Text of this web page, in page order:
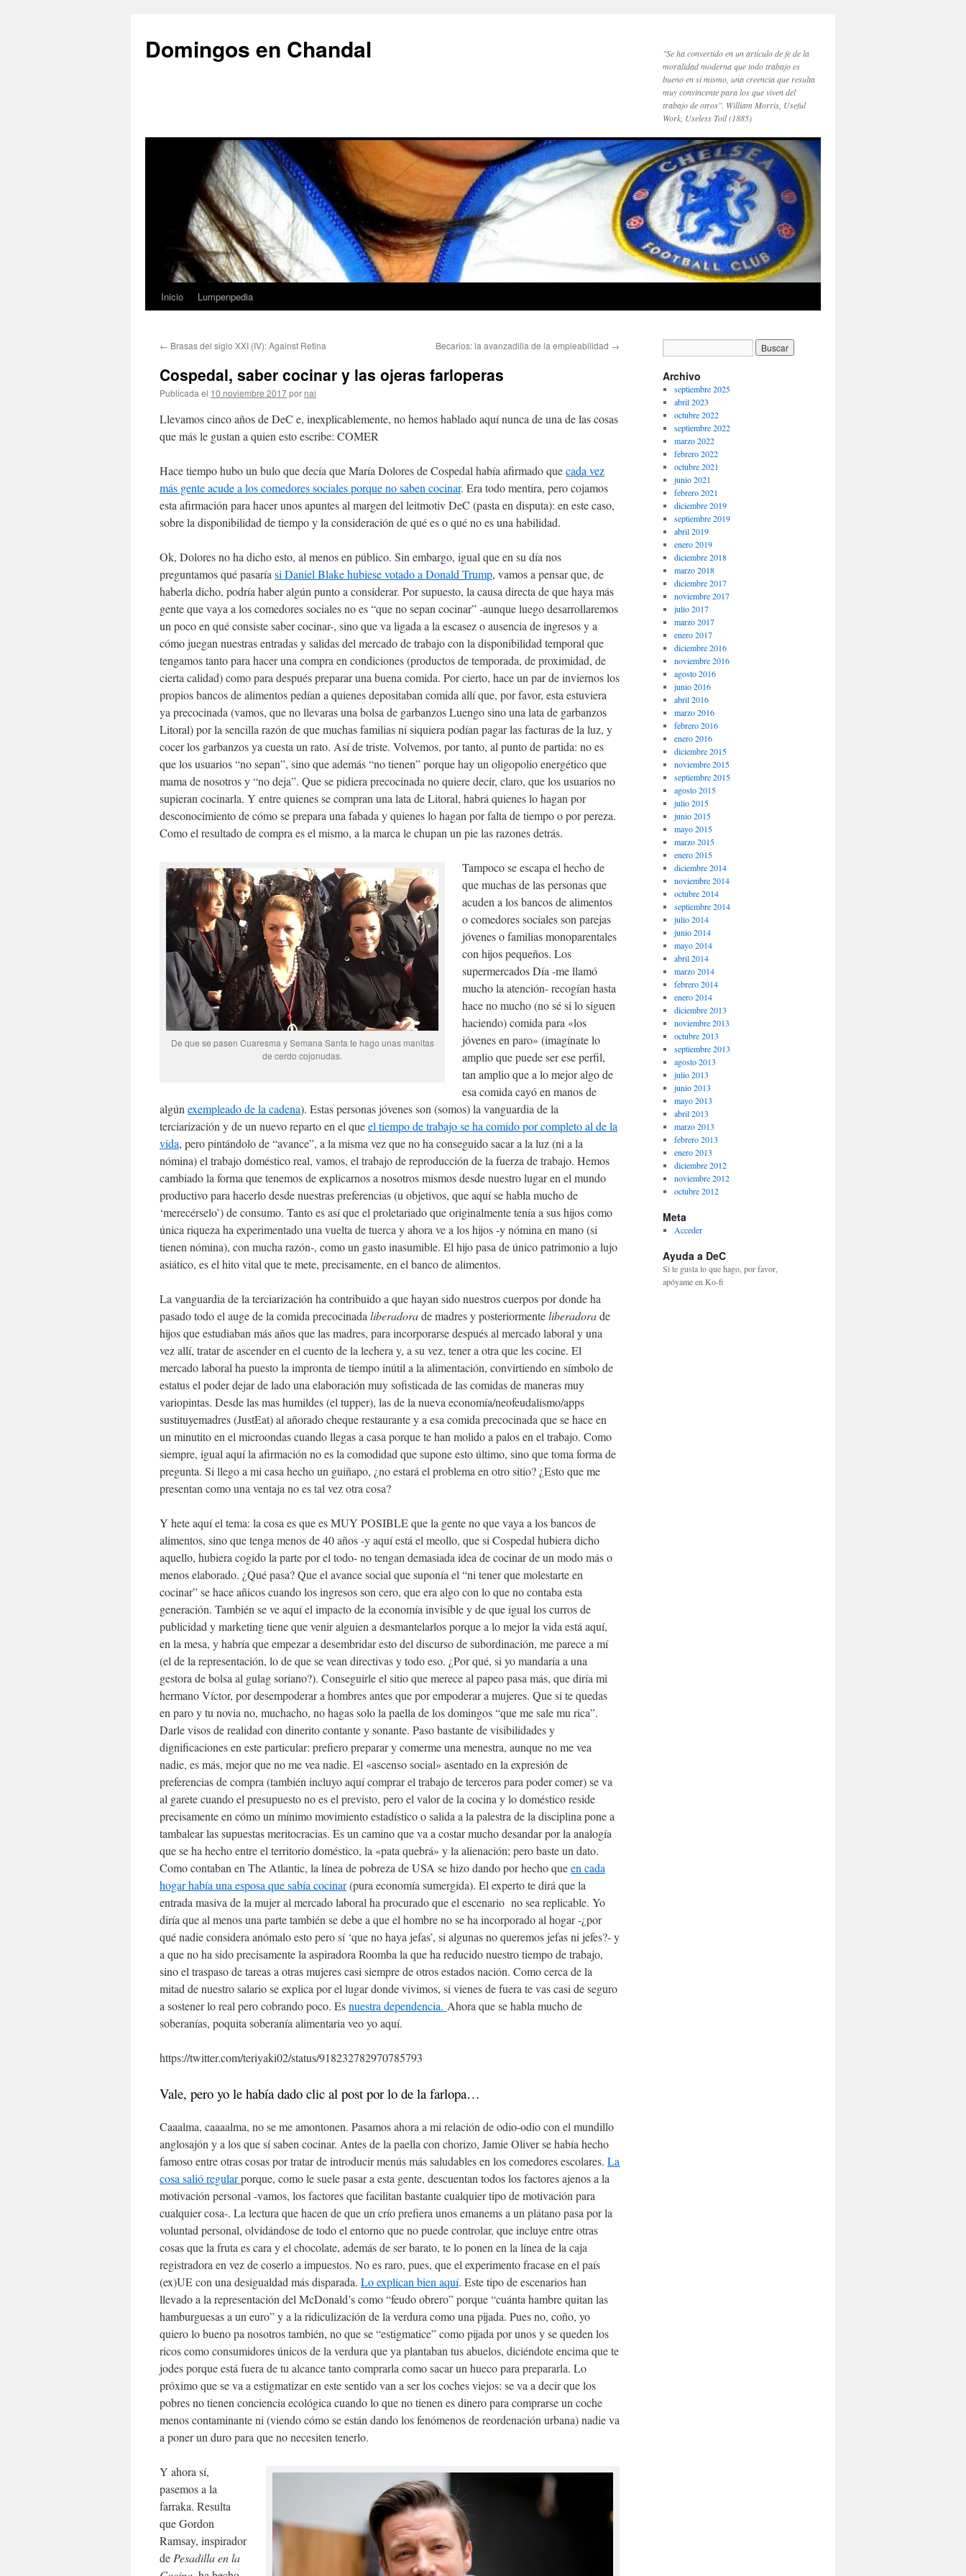
contenido
Domingos en Chandal
"Se ha convertido en un artículo de fe de la
moralidad moderna que todo trabajo es
bueno en sí mismo, una creencia que resulta
muy convincente para los que viven del
trabajo de otros". William Morris, Useful
Work, Useless Toil (1885)
Inicio Lumpenpedia
← Brasas del siglo XXI (IV): Against Retina Becarios: la avanzadilla de la empleabilidad →
Cospedal, saber cocinar y las ojeras farloperas
Publicada el 10 noviembre 2017por nai
Llevamos cinco años de DeC e, inexplicablemente, no hemos hablado aquí nunca de una de las cosas
que más le gustan a quien esto escribe: COMER
Hace tiempo hubo un bulo que decía que María Dolores de Cospedal había afirmado quecada vez
más gente acude a los comedores sociales porque no saben cocinar. Era todo mentira, pero cojamos
esta afirmación para hacer unos apuntes al margen del leitmotiv DeC (pasta en disputa): en este caso,
sobre la disponibilidad de tiempo y la consideración de qué es o qué no es una habilidad.
Ok, Dolores no ha dicho esto, al menos en público. Sin embargo, igual que en su día nos
preguntamos qué pasaría si Daniel Blake hubiese votado a Donald Trump, vamos a pensar que, de
haberla dicho, podría haber algún punto a considerar. Por supuesto, la causa directa de que haya más
gente que vaya a los comedores sociales no es “que no sepan cocinar” -aunque luego desarrollaremos
un poco en qué consiste saber cocinar-, sino que va ligada a la escasez o ausencia de ingresos y a
cómo juegan nuestras entradas y salidas del mercado de trabajo con la disponibilidad temporal que
tengamos tanto para hacer una compra en condiciones (productos de temporada, de proximidad, de
cierta calidad) como para después preparar una buena comida. Por cierto, hace un par de inviernos los
propios bancos de alimentos pedían a quienes depositaban comida allí que, por favor, esta estuviera
ya precocinada (vamos, que no llevaras una bolsa de garbanzos Luengo sino una lata de garbanzos
Litoral) por la sencilla razón de que muchas familias ni siquiera podían pagar las facturas de la luz, y
cocer los garbanzos ya cuesta un rato. Así de triste. Volvemos, por tanto, al punto de partida: no es
que los usuarios “no sepan”, sino que además “no tienen” porque hay un oligopolio energético que
mama de nosotros y “no deja”. Que se pidiera precocinada no quiere decir, claro, que los usuarios no
supieran cocinarla. Y entre quienes se compran una lata de Litoral, habrá quienes lo hagan por
desconocimiento de cómo se prepara una fabada y quienes lo hagan por falta de tiempo o por pereza.
Como el resultado de compra es el mismo, a la marca le chupan un pie las razones detrás.
De que se pasen Cuaresma y Semana Santa te hago unas manitas
de cerdo cojonudas.
Tampoco se escapa el hecho de
que muchas de las personas que
acuden a los bancos de alimentos
o comedores sociales son parejas
jóvenes o familias monoparentales
con hijos pequeños. Los
supermercados Día -me llamó
mucho la atención- recogían hasta
hace no mucho (no sé si lo siguen
haciendo) comida para «los
jóvenes en paro» (imagínate lo
amplio que puede ser ese perfil,
tan amplio que a lo mejor algo de
esa comida cayó en manos de
algún exempleado de la cadena). Estas personas jóvenes son (somos) la vanguardia de la
terciarización y de un nuevo reparto en el queel tiempo de trabajo se ha comido por completo al de la
vida, pero pintándolo de “avance”, a la misma vez que no ha conseguido sacar a la luz (ni a la
nómina) el trabajo doméstico real, vamos, el trabajo de reproducción de la fuerza de trabajo. Hemos
cambiado la forma que tenemos de explicarnos a nosotros mismos desde nuestro lugar en el mundo
productivo para hacerlo desde nuestras preferencias (u objetivos, que aquí se habla mucho de
‘merecérselo’) de consumo. Tanto es así que el proletariado que originalmente tenía a sus hijos como
única riqueza ha experimentado una vuelta de tuerca y ahora ve a los hijos -y nómina en mano (si
tienen nómina), con mucha razón-, como un gasto inasumible. El hijo pasa de único patrimonio a lujo
asiático, es el hito vital que te mete, precisamente, en el banco de alimentos.
La vanguardia de la terciarización ha contribuido a que hayan sido nuestros cuerpos por donde ha
pasado todo el auge de la comida precocinada liberadorade madres y posteriormenteliberadorade
hijos que estudiaban más años que las madres, para incorporarse después al mercado laboral y una
vez allí, tratar de ascender en el cuento de la lechera y, a su vez, tener a otra que les cocine. El
mercado laboral ha puesto la impronta de tiempo inútil a la alimentación, convirtiendo en símbolo de
estatus el poder dejar de lado una elaboración muy sofisticada de las comidas de maneras muy
variopintas. Desde las mas humildes (el tupper), las de la nueva economía/neofeudalismo/apps
sustituyemadres (JustEat) al añorado cheque restaurante y a esa comida precocinada que se hace en
un minutito en el microondas cuando llegas a casa porque te han molido a palos en el trabajo. Como
siempre, igual aquí la afirmación no es la comodidad que supone esto último, sino que toma forma de
pregunta. Si llego a mi casa hecho un guiñapo, ¿no estará el problema en otro sitio? ¿Esto que me
presentan como una ventaja no es tal vez otra cosa?
Y hete aquí el tema: la cosa es que es MUY POSIBLE que la gente no que vaya a los bancos de
alimentos, sino que tenga menos de 40 años -y aquí está el meollo, que si Cospedal hubiera dicho
aquello, hubiera cogido la parte por el todo- no tengan demasiada idea de cocinar de un modo más o
menos elaborado. ¿Qué pasa? Que el avance social que suponía el “ni tener que molestarte en
cocinar” se hace añicos cuando los ingresos son cero, que era algo con lo que no contaba esta
generación. También se ve aquí el impacto de la economía invisible y de que igual los curros de
publicidad y marketing tiene que venir alguien a desmantelarlos porque a lo mejor la vida está aquí,
en la mesa, y habría que empezar a desembridar esto del discurso de subordinación, me parece a mí
(el de la representación, lo de que se vean directivas y todo eso. ¿Por qué, si yo mandaría a una
gestora de bolsa al gulag soriano?). Conseguirle el sitio que merece al papeo pasa más, que diría mi
hermano Víctor, por desempoderar a hombres antes que por empoderar a mujeres. Que si te quedas
en paro y tu novia no, muchacho, no hagas solo la paella de los domingos “que me sale mu rica”.
Darle visos de realidad con dinerito contante y sonante. Paso bastante de visibilidades y
dignificaciones en este particular: prefiero preparar y comerme una menestra, aunque no me vea
nadie, es más, mejor que no me vea nadie. El «ascenso social» asentado en la expresión de
preferencias de compra (también incluyo aquí comprar el trabajo de terceros para poder comer) se va
al garete cuando el presupuesto no es el previsto, pero el valor de la cocina y lo doméstico reside
precisamente en cómo un mínimo movimiento estadístico o salida a la palestra de la disciplina pone a
tambalear las supuestas meritocracias. Es un camino que va a costar mucho desandar por la analogía
que se ha hecho entre el territorio doméstico, la «pata quebrá» y la alienación; pero baste un dato.
Como contaban en The Atlantic, la línea de pobreza de USA se hizo dando por hecho queen cada
hogar había una esposa que sabía cocinar(pura economía sumergida). El experto te dirá que la
entrada masiva de la mujer al mercado laboral ha procurado que el escenario no sea replicable. Yo
diría que al menos una parte también se debe a que el hombre no se ha incorporado al hogar -¿por
qué nadie considera anómalo esto pero sí ‘que no haya jefas’, si algunas no queremos jefas ni jefes?- y
a que no ha sido precisamente la aspiradora Roomba la que ha reducido nuestro tiempo de trabajo,
sino el traspaso de tareas a otras mujeres casi siempre de otros estados nación. Como cerca de la
mitad de nuestro salario se explica por el lugar donde vivimos, si vienes de fuera te vas casi de seguro
a sostener lo real pero cobrando poco. Esnuestra dependencia. Ahora que se habla mucho de
soberanías, poquita soberanía alimentaria veo yo aquí.
https://twitter.com/teriyaki02/status/918232782970785793
Vale, pero yo le había dado clic al post por lo de la farlopa…
Caaalma, caaaalma, no se me amontonen. Pasamos ahora a mi relación de odio-odio con el mundillo
anglosajón y a los que sí saben cocinar. Antes de la paella con chorizo, Jamie Oliver se había hecho
famoso entre otras cosas por tratar de introducir menús más saludables en los comedores escolares. La
cosa salió regularporque, como le suele pasar a esta gente, descuentan todos los factores ajenos a la
motivación personal -vamos, los factores que facilitan bastante cualquier tipo de motivación para
cualquier cosa-. La lectura que hacen de que un crío prefiera unos emanems a un plátano pasa por la
voluntad personal, olvidándose de todo el entorno que no puede controlar, que incluye entre otras
cosas que la fruta es cara y el chocolate, además de ser barato, te lo ponen en la línea de la caja
registradora en vez de coserlo a impuestos. No es raro, pues, que el experimento fracase en el país
(ex)UE con una desigualdad más disparada. Lo explican bien aquí. Este tipo de escenarios han
llevado a la representación del McDonald’s como “feudo obrero” porque “cuánta hambre quitan las
hamburguesas a un euro” y a la ridiculización de la verdura como una pijada. Pues no, coño, yo
quiero lo bueno pa nosotros también, no que se “estigmatice” como pijada por unos y se queden los
ricos como consumidores únicos de la verdura que ya plantaban tus abuelos, diciéndote encima que te
jodes porque está fuera de tu alcance tanto comprarla como sacar un hueco para prepararla. Lo
próximo que se va a estigmatizar en este sentido van a ser los coches viejos: se va a decir que los
pobres no tienen conciencia ecológica cuando lo que no tienen es dinero para comprarse un coche
menos contaminante ni (viendo cómo se están dando los fenómenos de reordenación urbana) nadie va
a poner un duro para que no necesiten tenerlo.
Y ahora sí,
pasemos a la
farraka. Resulta
que Gordon
Ramsay, inspirador
de Pesadilla en la
Archivo
septiembre 2025
abril 2023
octubre 2022
septiembre 2022
marzo 2022
febrero 2022
octubre 2021
junio 2021
febrero 2021
diciembre 2019
septiembre 2019
abril 2019
enero 2019
diciembre 2018
marzo 2018
diciembre 2017
noviembre 2017
julio 2017
marzo 2017
enero 2017
diciembre 2016
noviembre 2016
agosto 2016
junio 2016
abril 2016
marzo 2016
febrero 2016
enero 2016
diciembre 2015
noviembre 2015
septiembre 2015
agosto 2015
julio 2015
junio 2015
mayo 2015
marzo 2015
enero 2015
diciembre 2014
noviembre 2014
octubre 2014
septiembre 2014
julio 2014
junio 2014
mayo 2014
abril 2014
marzo 2014
febrero 2014
enero 2014
diciembre 2013
noviembre 2013
octubre 2013
septiembre 2013
agosto 2013
julio 2013
junio 2013
mayo 2013
abril 2013
marzo 2013
febrero 2013
enero 2013
diciembre 2012
noviembre 2012
octubre 2012
Meta
Acceder
Ayuda a DeC
Si te gusta lo que hago, por favor,
apóyame en Ko-fi